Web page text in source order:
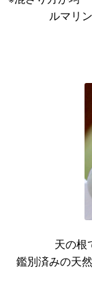
ルマリ
天の根
鑑別済みの天